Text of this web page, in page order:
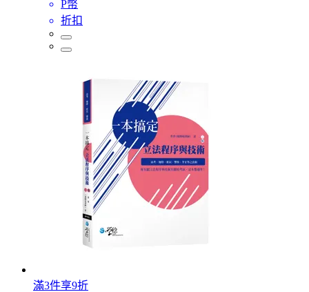
P幣
折扣
滿3件享9折